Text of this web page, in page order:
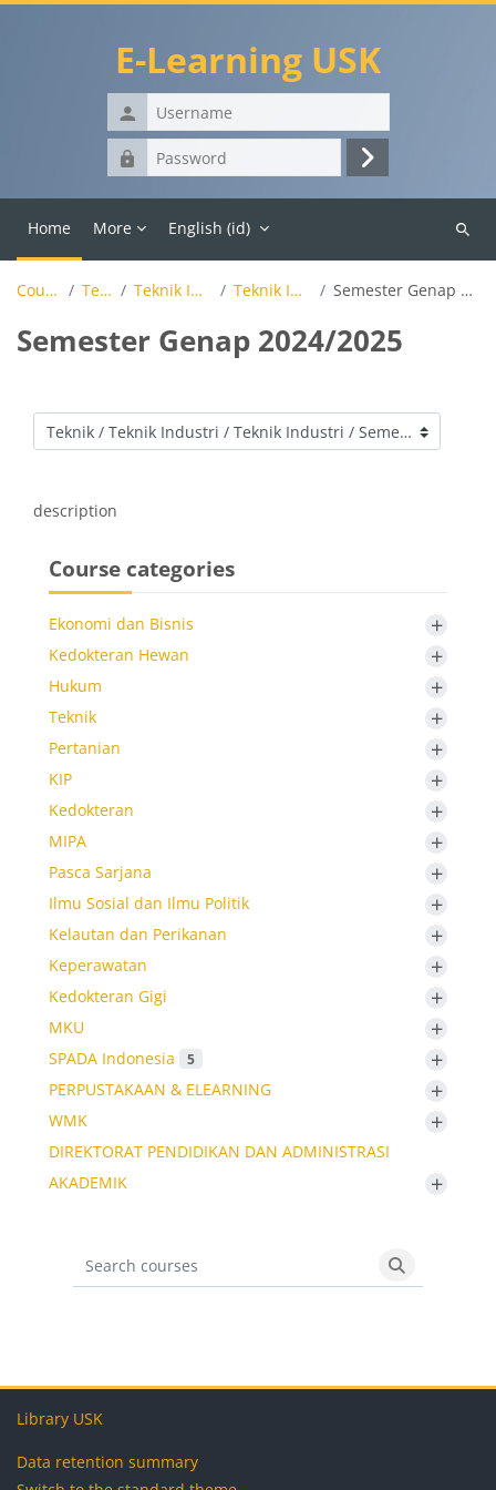
E-Learning USK
Username
Password
Log
in
Home
More English ‎(id)‎
Search
Courses Teknik Teknik Industri Teknik Industri Semester Genap 2024/2025
Semester Genap 2024/2025
Course categories
description
Course categories
Ekonomi dan Bisnis +
Kedokteran Hewan +
Hukum +
Teknik +
Pertanian +
KIP +
Kedokteran +
MIPA +
Pasca Sarjana +
Ilmu Sosial dan Ilmu Politik +
Kelautan dan Perikanan +
Keperawatan +
Kedokteran Gigi +
MKU +
SPADA Indonesia 5 +
PERPUSTAKAAN & ELEARNING +
WMK +
DIREKTORAT PENDIDIKAN DAN ADMINISTRASI
AKADEMIK
+
Search courses
Search
Blocks
Blocks
Blocks
Blocks
Library USK
Data retention summary